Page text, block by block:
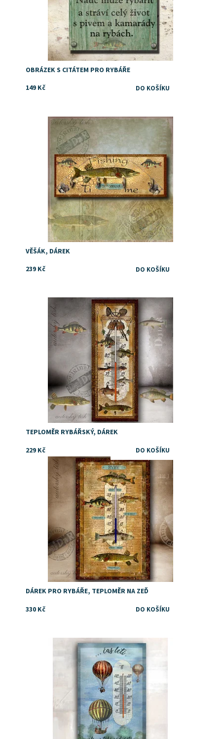
OBRÁZEK S CITÁTEM PRO RYBÁŘE
149 Kč
Dostupnost: Skladem
VĚŠÁK, DÁREK
239 Kč
Dostupnost: Skladem
TEPLOMĚR RYBÁŘSKÝ, DÁREK
229 Kč
Dostupnost:
Skladem
DÁREK PRO RYBÁŘE, TEPLOMĚR NA ZEĎ
330 Kč
Dostupnost: Skladem